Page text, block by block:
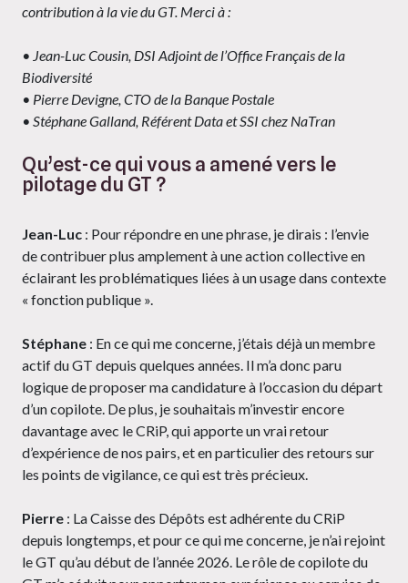
contribution à la vie du GT. Merci à :
• Jean-Luc Cousin, DSI Adjoint de l’Office Français de la
Biodiversité
• Pierre Devigne, CTO de la Banque Postale
• Stéphane Galland, Référent Data et SSI chez NaTran
Qu’est-ce qui vous a amené vers le
pilotage du GT ?
Jean-Luc : Pour répondre en une phrase, je dirais : l’envie
de contribuer plus amplement à une action collective en
éclairant les problématiques liées à un usage dans contexte
« fonction publique ».
Stéphane : En ce qui me concerne, j’étais déjà un membre
actif du GT depuis quelques années. Il m’a donc paru
logique de proposer ma candidature à l’occasion du départ
d’un copilote. De plus, je souhaitais m’investir encore
davantage avec le CRiP, qui apporte un vrai retour
d’expérience de nos pairs, et en particulier des retours sur
les points de vigilance, ce qui est très précieux.
Pierre : La Caisse des Dépôts est adhérente du CRiP
depuis longtemps, et pour ce qui me concerne, je n’ai rejoint
le GT qu’au début de l’année 2026. Le rôle de copilote du